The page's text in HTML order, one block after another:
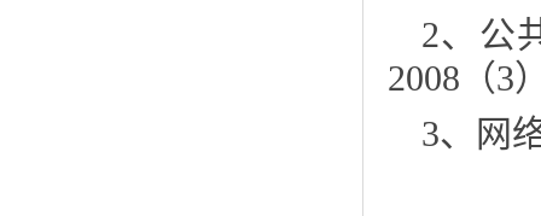
2、公
2008（3
3、网